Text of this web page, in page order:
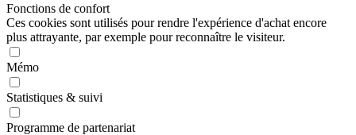
Fonctions de confort
Ces cookies sont utilisés pour rendre l'expérience d'achat encore
plus attrayante, par exemple pour reconnaître le visiteur.
Mémo
Statistiques & suivi
Programme de partenariat